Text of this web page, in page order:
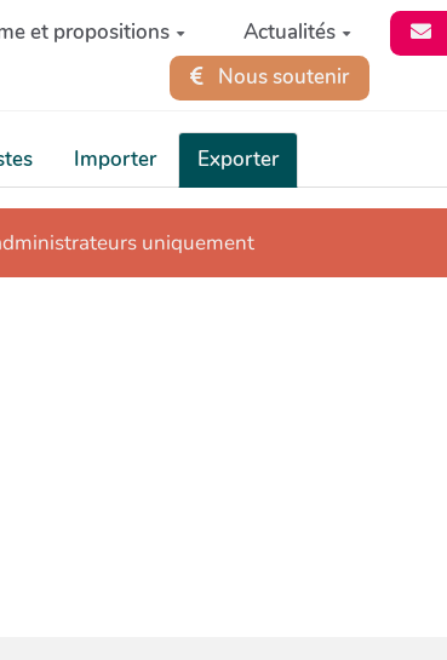
et propositions Actualités
Nous soutenir
Importer Exporter
uniquement